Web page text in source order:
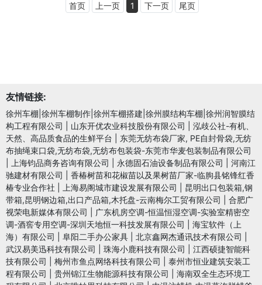
首页 上一页 1 下一页 尾页
友情链接:
徐州车棚|徐州车棚制作|徐州车棚搭建|徐州膜结构车棚|徐州润智膜结
构工程有限公司
山东开优农业科技股份有限公司
泓歧公社-有机、
天然、高品质食品的生鲜平台
东莞无纺布袋厂家, PE自封骨袋,无纺
布抽绳束口袋,无纺布袋,无纺布包装袋-东莞市华麦包装制品有限公司
上海钧品商务咨询有限公司 永德固石油设备制品有限公司
河南江
驰建材有限公司
香椿树苗和花椒苗以及果树苗厂家-临朐县铭锋红香
椿专业合作社
上海易阁城市建设发展有限公司
昆明出口包装箱,钢
带箱,昆明钢边箱,出口产品箱,木托盘-云南梅尔工贸有限公司
合肥广
视荣电新媒体有限公司
广东机房空调-恒温恒湿空调-实验室精密空
调-酒窖专用空调-深圳天地恒一科技发展有限公司
海宝软件（上
海）有限公司
阜阳二手办公家具 北京鑫网杰通讯技术有限公司
武汉易美迅科技有限公司
珠海小鹿科技有限公司
江西硕捷智能科
技有限公司
梅州市鱼点网络科技有限公司
泰州市恒业建筑安装工
程有限公司
贵州锦江生物能源科技有限公司
海南双全生态环境工